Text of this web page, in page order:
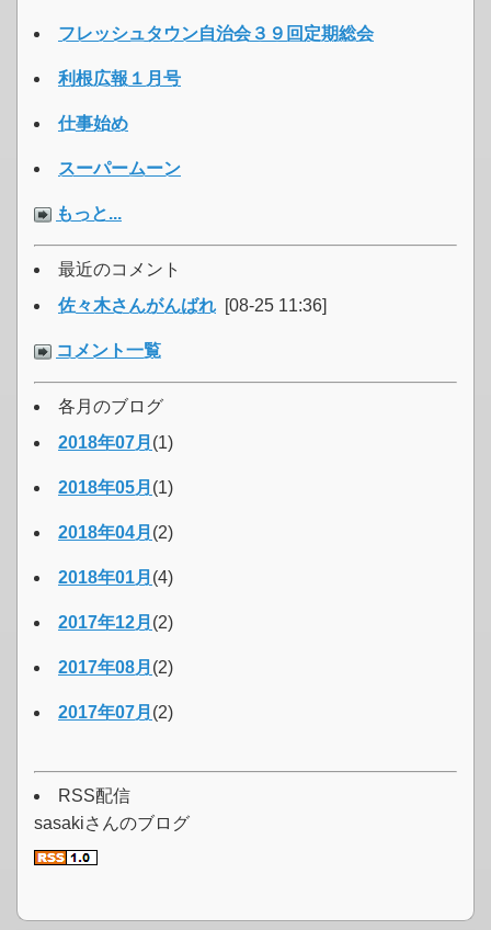
フレッシュタウン自治会３９回定期総会
利根広報１月号
仕事始め
スーパームーン
もっと...
最近のコメント
佐々木さんがんばれ [08-25 11:36]
コメント一覧
各月のブログ
2018年07月 (1)
2018年05月 (1)
2018年04月 (2)
2018年01月 (4)
2017年12月 (2)
2017年08月 (2)
2017年07月 (2)
RSS配信
sasakiさんのブログ